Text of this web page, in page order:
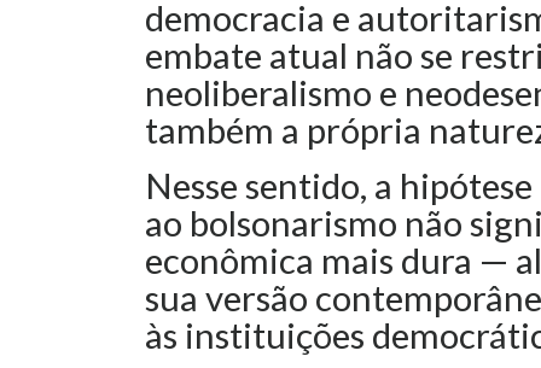
democracia e
embate atual não se
neoliberalismo e
também a própria
Nesse sentido, a
ao bolsonarismo não
econômica mais dura —
sua versão
às instituições